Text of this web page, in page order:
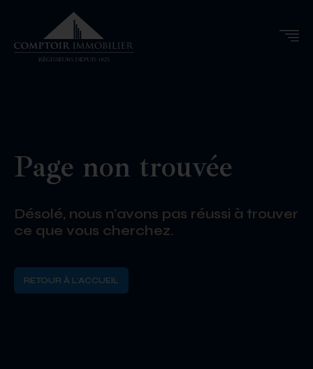
Page non trouvée
Désolé, nous n’avons pas réussi à trouver
ce que vous cherchez.
RETOUR À L'ACCUEIL